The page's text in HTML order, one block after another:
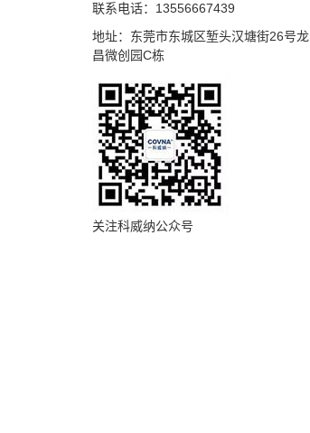
联系电话：13556667439
地址：东莞市东城区堑头汉塘街26号龙
昌微创园C栋
关注科威纳公众号